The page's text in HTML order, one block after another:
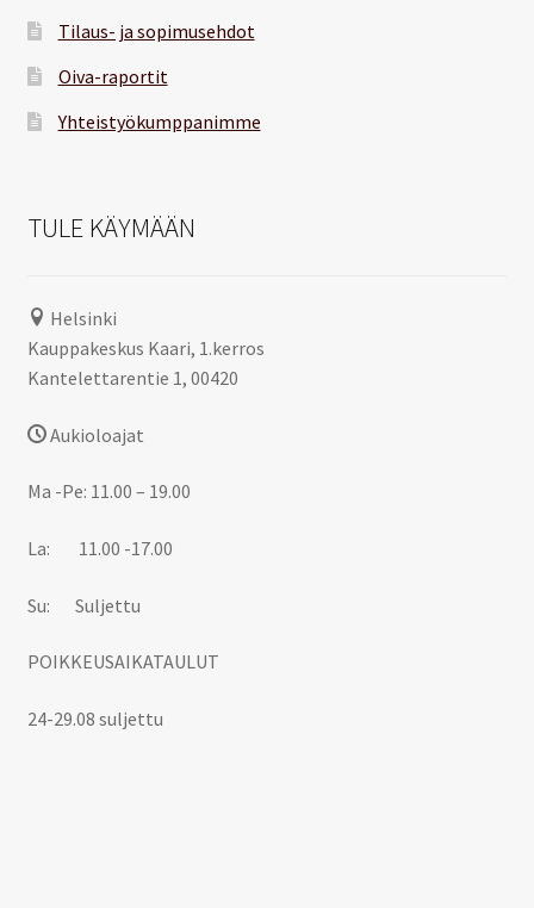
Tilaus- ja sopimusehdot
Oiva-raportit
Yhteistyökumppanimme
TULE KÄYMÄÄN
Helsinki
Kauppakeskus Kaari, 1.kerros
Kantelettarentie 1, 00420
Aukioloajat
Ma -Pe: 11.00 – 19.00
La: 11.00 -17.00
Su: Suljettu
POIKKEUSAIKATAULUT
24-29.08 suljettu